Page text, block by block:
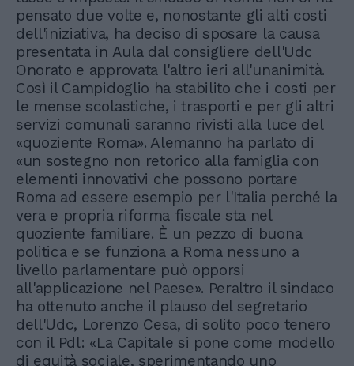
pensato due volte e, nonostante gli alti costi
dell'iniziativa, ha deciso di sposare la causa
presentata in Aula dal consigliere dell'Udc
Onorato e approvata l'altro ieri all'unanimità.
Così il Campidoglio ha stabilito che i costi per
le mense scolastiche, i trasporti e per gli altri
servizi comunali saranno rivisti alla luce del
«quoziente Roma». Alemanno ha parlato di
«un sostegno non retorico alla famiglia con
elementi innovativi che possono portare
Roma ad essere esempio per l'Italia perché la
vera e propria riforma fiscale sta nel
quoziente familiare. È un pezzo di buona
politica e se funziona a Roma nessuno a
livello parlamentare può opporsi
all'applicazione nel Paese». Peraltro il sindaco
ha ottenuto anche il plauso del segretario
dell'Udc, Lorenzo Cesa, di solito poco tenero
con il Pdl: «La Capitale si pone come modello
di equità sociale, sperimentando uno